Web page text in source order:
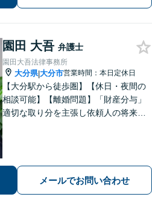
園田 大吾 弁護士
園田大吾法律事務所
大分県|大分市営業時間：本日定休日
【大分駅から徒歩圏】【休日・夜間の
相談可能】【離婚問題】「財産分与」
適切な取り分を主張し依頼人の将来を
どお任せください
メールでお問い合わせ